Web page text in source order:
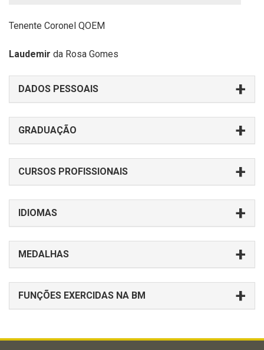
Tenente Coronel QOEM
Laudemir da Rosa Gomes
DADOS PESSOAIS
GRADUAÇÃO
CURSOS PROFISSIONAIS
IDIOMAS
MEDALHAS
FUNÇÕES EXERCIDAS NA BM